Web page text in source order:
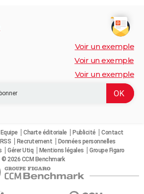
Voir un exemple
Voir un exemple
Voir un exemple
Equipe Charte éditoriale Publicité
Contact
RSS Recrutement
Données personnelles
Gérer Utiq Mentions légales
Groupe Figaro
© 2026 CCM Benchmark